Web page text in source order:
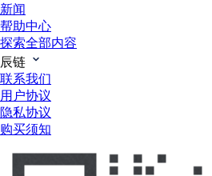
新闻
帮助中心
探索全部内容
辰链
联系我们
用户协议
隐私协议
购买须知